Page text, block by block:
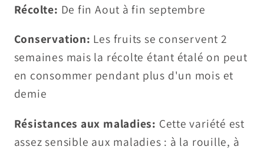
Récolte: De fin Aout à fin septembre
Conservation: Les fruits se conservent 2
semaines mais la récolte étant étalé on peut
en consommer pendant plus d'un mois et
demie
Résistances aux maladies: Cette variété est
assez sensible aux maladies : à la rouille, à